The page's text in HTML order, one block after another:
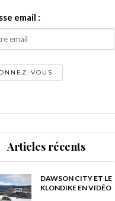
email :
Articles récents
DAWSON CITY ET LE
KLONDIKE EN VIDÉO